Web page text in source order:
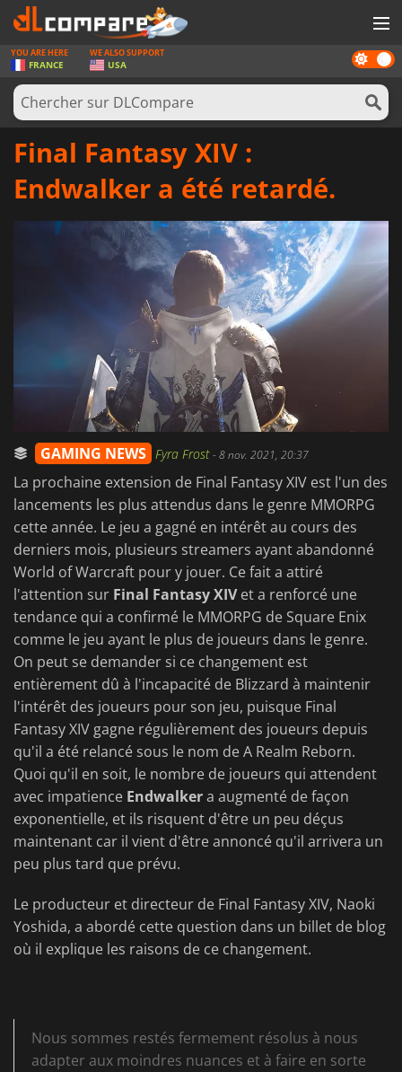
JEUX
CARTES PRÉPAYÉES
LOGICIELS
SE CONNECTER OU S'INSCRIRE
Dark
mode
YOU ARE HERE
FRANCE
WE ALSO SUPPORT
USA
Final Fantasy XIV :
Endwalker a été retardé.
GAMING NEWS Fyra Frost-8 nov. 2021, 20:37
La prochaine extension de Final Fantasy XIV est l'un des
lancements les plus attendus dans le genre MMORPG
cette année. Le jeu a gagné en intérêt au cours des
derniers mois, plusieurs streamers ayant abandonné
World of Warcraft pour y jouer. Ce fait a attiré
l'attention sur Final Fantasy XIVet a renforcé une
tendance qui a confirmé le MMORPG de Square Enix
comme le jeu ayant le plus de joueurs dans le genre.
On peut se demander si ce changement est
entièrement dû à l'incapacité de Blizzard à maintenir
l'intérêt des joueurs pour son jeu, puisque Final
Fantasy XIV gagne régulièrement des joueurs depuis
qu'il a été relancé sous le nom de A Realm Reborn.
Quoi qu'il en soit, le nombre de joueurs qui attendent
avec impatience Endwalkera augmenté de façon
exponentielle, et ils risquent d'être un peu déçus
maintenant car il vient d'être annoncé qu'il arrivera un
peu plus tard que prévu.
Le producteur et directeur de Final Fantasy XIV, Naoki
Yoshida, a abordé cette question dans un billet de blog
où il explique les raisons de ce changement.
Nous sommes restés fermement résolus à nous
adapter aux moindres nuances et à faire en sorte